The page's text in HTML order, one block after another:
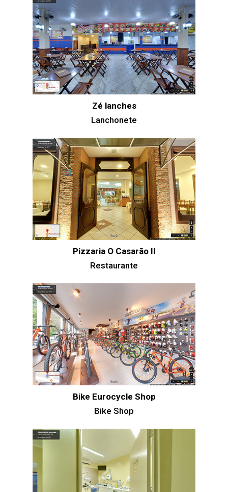
Zé lanches
Lanchonete
Pizzaria O Casarão II
Restaurante
Bike Eurocycle Shop
Bike Shop